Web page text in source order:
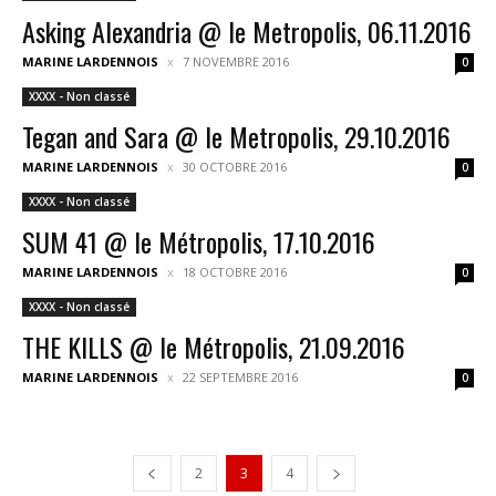
Asking Alexandria @ le Metropolis, 06.11.2016
MARINE LARDENNOIS 7 NOVEMBRE 2016 0
XXXX - Non classé
Tegan and Sara @ le Metropolis, 29.10.2016
MARINE LARDENNOIS 30 OCTOBRE 2016 0
XXXX - Non classé
SUM 41 @ le Métropolis, 17.10.2016
MARINE LARDENNOIS 18 OCTOBRE 2016 0
XXXX - Non classé
THE KILLS @ le Métropolis, 21.09.2016
MARINE LARDENNOIS 22 SEPTEMBRE 2016 0
2 3 4